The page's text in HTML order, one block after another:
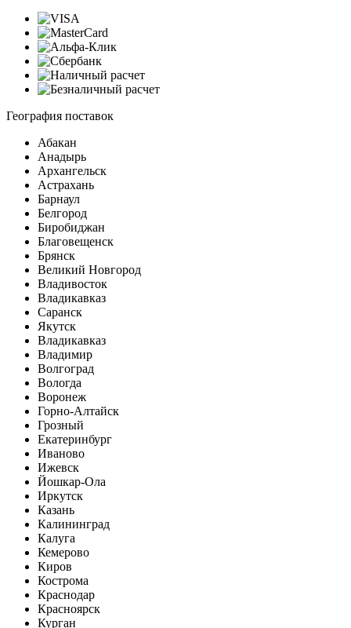
География поставок
Абакан
Анадырь
Архангельск
Астрахань
Барнаул
Белгород
Биробиджан
Благовещенск
Брянск
Великий Новгород
Владивосток
Владикавказ
Саранск
Якутск
Владикавказ
Владимир
Волгоград
Вологда
Воронеж
Горно-Алтайск
Грозный
Екатеринбург
Иваново
Ижевск
Йошкар-Ола
Иркутск
Казань
Калининград
Калуга
Кемерово
Киров
Кострома
Краснодар
Красноярск
Курган